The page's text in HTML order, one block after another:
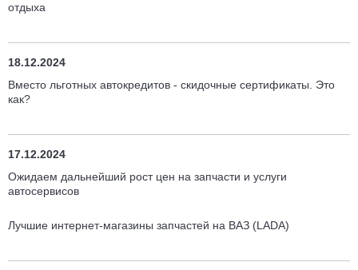
отдыха
18.12.2024
Вместо льготных автокредитов - скидочные сертификаты. Это
как?
17.12.2024
Ожидаем дальнейший рост цен на запчасти и услуги
автосервисов
Лучшие интернет-магазины запчастей на ВАЗ (LADA)